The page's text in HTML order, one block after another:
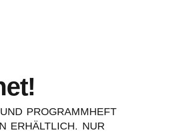
PROGRAMM­HEFT
ERHÄLT­LICH. NUR